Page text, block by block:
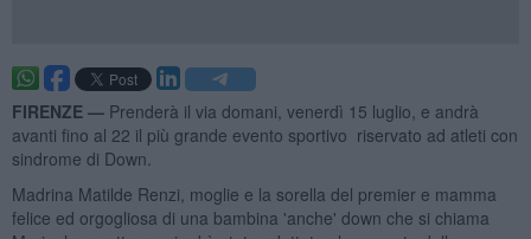
FIRENZE — Prenderà il via domani, venerdì 15 luglio, e andrà
avanti fino al 22 il più grande evento sportivo riservato ad atleti con
sindrome di Down.
Madrina Matilde Renzi, moglie e la sorella del premier e mamma
felice ed orgogliosa di una bambina 'anche' down che si chiama